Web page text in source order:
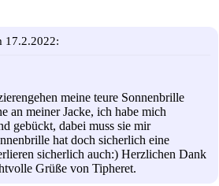
17.2.2022:
meine teure Sonnenbrille
an meiner Jacke, ich habe mich
gebückt, dabei muss sie mir
hat doch sicherlich eine
sicherlich auch:) Herzlichen Dank
Grüße von Tipheret.